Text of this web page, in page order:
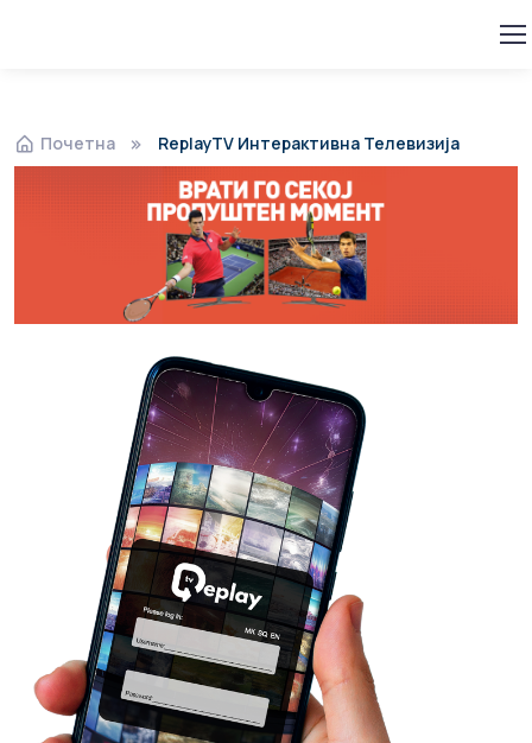
Почетна ReplayTV Интерактивна Телевизија